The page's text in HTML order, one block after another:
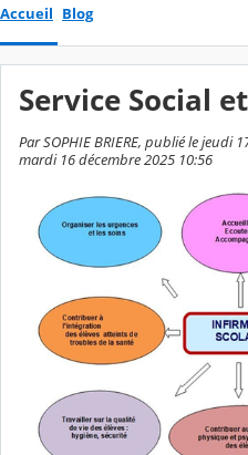
Accueil Blog
Service Social
Par SOPHIE BRIERE, publié le jeudi
mardi 16 décembre 2025 10:56